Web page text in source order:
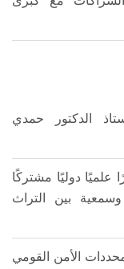
الدكتور حمدي
علميًا دوليًا مشتركًا
بين التراث
الأمن القومي